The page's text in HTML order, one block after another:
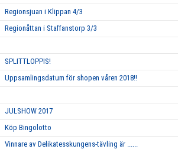
Regionsjuan i Klippan 4/3
Regionåttan i Staffanstorp 3/3
SPLITTLOPPIS!
Uppsamlingsdatum för shopen våren 2018!!
JULSHOW 2017
Köp Bingolotto
Vinnare av Delikatesskungens-tävling är ......